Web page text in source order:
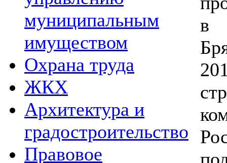
муниципальным
имуществом
Охрана труда
ЖКХ
Архитектура и
градостроительство
Правовое
в